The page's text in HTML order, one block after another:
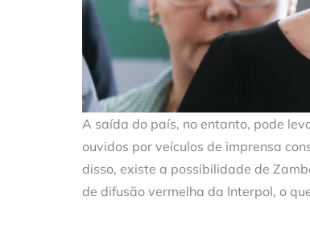
A saída do país, no entanto, pode
ouvidos por veículos de imprensa
disso, existe a possibilidade de
de difusão vermelha da Interpol, o